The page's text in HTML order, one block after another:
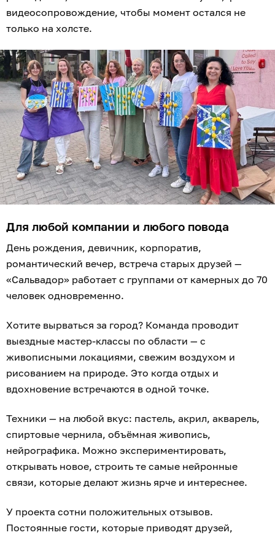
видеосопровождение, чтобы момент остался не
только на холсте.
Для любой компании и любого повода
День рождения, девичник, корпоратив,
романтический вечер, встреча старых друзей —
«Сальвадор» работает с группами от камерных до 70
человек одновременно.
Хотите вырваться за город? Команда проводит
выездные мастер-классы по области — с
живописными локациями, свежим воздухом и
рисованием на природе. Это когда отдых и
вдохновение встречаются в одной точке.
Техники — на любой вкус: пастель, акрил, акварель,
спиртовые чернила, объёмная живопись,
нейрографика. Можно экспериментировать,
открывать новое, строить те самые нейронные
связи, которые делают жизнь ярче и интереснее.
У проекта сотни положительных отзывов.
Постоянные гости, которые приводят друзей,